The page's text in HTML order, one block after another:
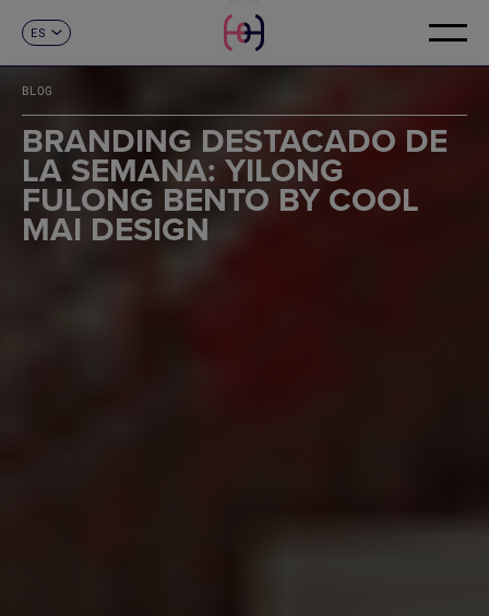
ES
FR
DE
IT
PT
CONTACTO
BLOG
BRANDING DESTACADO DE
LA SEMANA: YILONG
FULONG BENTO BY COOL
MAI DESIGN